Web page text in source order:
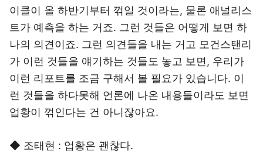
이클이 올 하반기부터 꺾일 것이라는, 물론 애널리스
트가 예측을 하는 거죠. 그런 것들은 어떻게 보면 하
나의 의견이죠. 그런 의견들을 내는 거고 모건스탠리
가 이런 것들을 얘기하는 것들도 놓고 보면, 우리가
이런 리포트를 조금 구해서 볼 필요가 있습니다. 이
런 것들을 하다못해 언론에 나온 내용들이라도 보면
업황이 꺾인다는 건 아니잖아요.
◆ 조태현 : 업황은 괜찮다.